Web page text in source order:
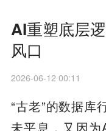
AI重塑底层
风口
2026-06-12 00:11
“古老”的数据库
未平息，又因